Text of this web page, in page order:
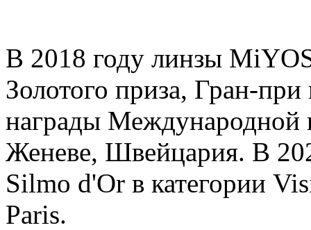
В 2018 году линзы
Золотого приза, Гран-
награды Международной
Женеве, Швейцария. В
Silmo d'Or в категории
Paris.